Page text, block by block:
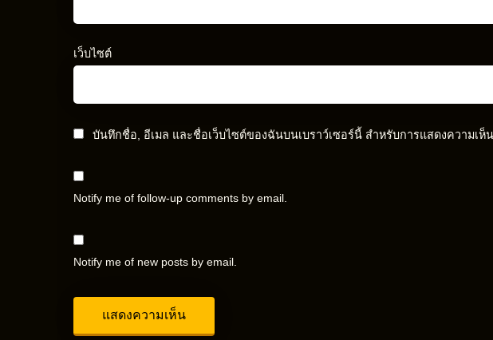
เว็บไซต์
บันทึกชื่อ, อีเมล และชื่อเว็บไซต์ของฉันบนเบราว์เซอร์นี้ สำหรับการแสดงความเห็น
Notify me of follow-up comments by email.
Notify me of new posts by email.